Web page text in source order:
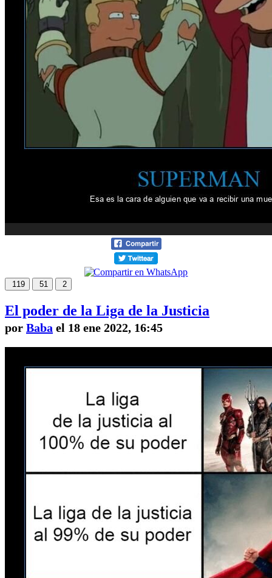
119 51 2
El poder de la Liga de la Justicia
por Baba el 18 ene 2022, 16:45